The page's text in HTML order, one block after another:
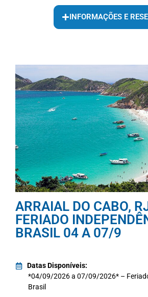
INFORMAÇÕES E
ARRAIAL DO CABO,
FERIADO
BRASIL 04 A 07/9
Datas Disponíveis:
*04/09/2026 a 07/09/2026* –
Brasil